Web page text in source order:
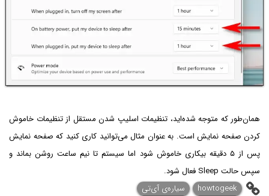
همان‌طور که متوجه شده‌اید، تنظیمات اسلیپ شدن مستقل از تنظیمات خاموش
کردن صفحه نمایش است. به عنوان مثال می‌توانید کاری کنید که صفحه نمایش
پس از ۵ دقیقه بیکاری خاموش شود اما سیستم تا نیم ساعت روشن بماند و
سپس حالت Sleep فعال شود.
howtogeek
سیاره‌ی آی‌تی